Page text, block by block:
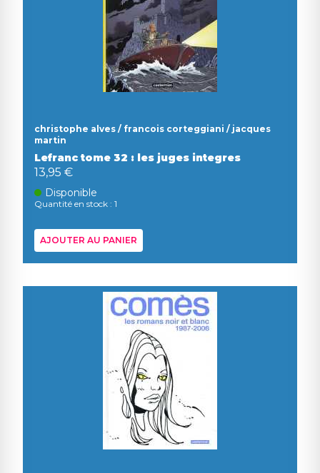
christophe alves / francois corteggiani / jacques
martin
Lefranc tome 32 : les juges integres
13,95 €
Disponible
Quantité en stock : 1
AJOUTER AU PANIER